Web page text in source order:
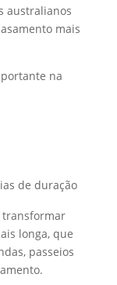
australianos
mais
na
de duração
transformar
longa, que
passeios